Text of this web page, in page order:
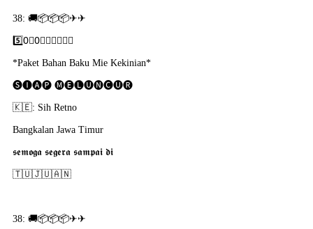
38: 🚚📦📦📦✈✈
5️⃣0⃣0⃣🇵​🇴​🇷​🇸​🇮​
*Paket Bahan Baku Mie Kekinian*
🅢🅘🅐🅟 🅜🅔🅛🅤🅝🅒🅤🅡
🇰​🇪: Sih Retno
Bangkalan Jawa Timur
𝖘𝖊𝖒𝖔𝖌𝖆 𝖘𝖊𝖌𝖊𝖗𝖆 𝖘𝖆𝖒𝖕𝖆𝖎 𝖉𝖎
🇹​🇺​🇯​🇺​🇦​🇳
38: 🚚📦📦📦✈✈